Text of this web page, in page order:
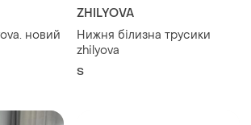
новий
ZHILYOVA
Нижня білизна трусики
zhilyova
S